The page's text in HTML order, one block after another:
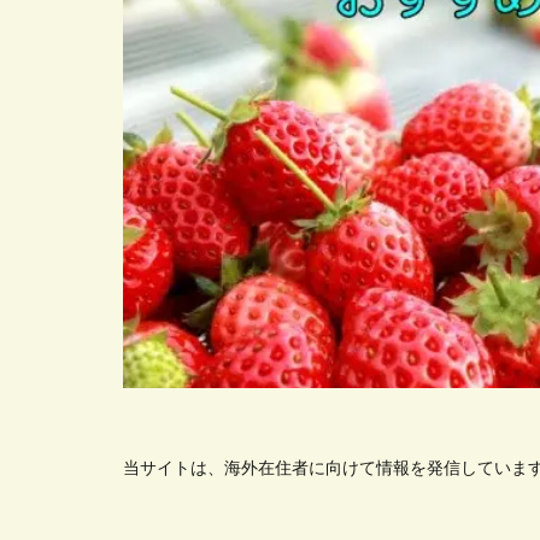
当サイトは、海外在住者に向けて情報を発信していま